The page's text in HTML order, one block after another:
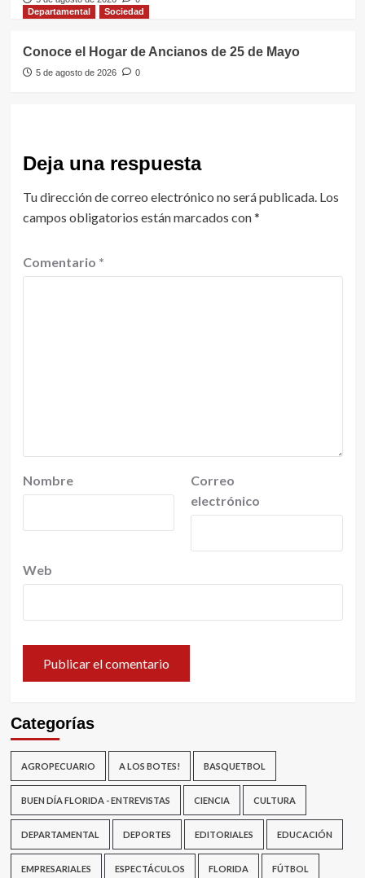
Departamental
Sociedad
Conoce el Hogar de Ancianos de 25 de Mayo
5 de agosto de 2026 0
Deja una respuesta
Tu dirección de correo electrónico no será publicada. Los
campos obligatorios están marcados con*
Comentario *
Nombre
Correo
electrónico
Web
Categorías
AGROPECUARIO A LOS BOTES! BASQUETBOL
BUEN DÍA FLORIDA - ENTREVISTAS CIENCIA CULTURA
DEPARTAMENTAL DEPORTES EDITORIALES EDUCACIÓN
EMPRESARIALES ESPECTÁCULOS FLORIDA FÚTBOL